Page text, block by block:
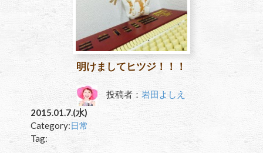
明けましてヒツジ！！！
投稿者：岩田よしえ
2015.01.7.(水)
Category:日常
Tag: